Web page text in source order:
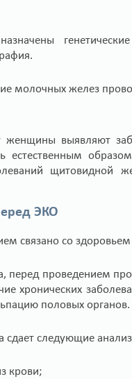
молочных желез
женщины выявляют
естественным
щитовидной
ЭКО
связано со
проведением
хронических
половых органов.
сдает следующие
крови;